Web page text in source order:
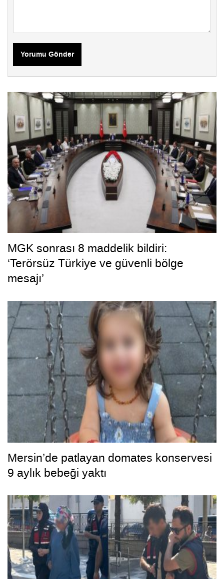
Yorumu Gönder
MGK sonrası 8 maddelik bildiri:
‘Terörsüz Türkiye ve güvenli bölge
mesajı’
Mersin’de patlayan domates konservesi
9 aylık bebeği yaktı